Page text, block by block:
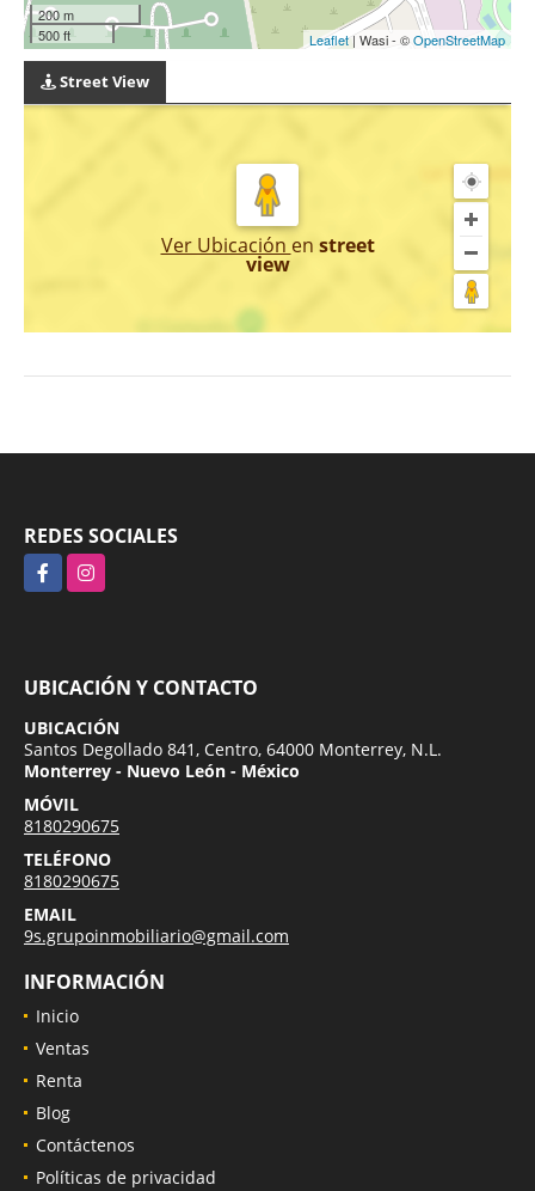
200 m
500 ft
Leaflet| Wasi - ©OpenStreetMap
Street View
Ver Ubicación en street
view
REDES SOCIALES
FacebookInstagram
UBICACIÓN Y CONTACTO
UBICACIÓN
Santos Degollado 841, Centro, 64000 Monterrey, N.L.
Monterrey - Nuevo León - México
MÓVIL
8180290675
TELÉFONO
8180290675
EMAIL
9s.grupoinmobiliario@gmail.com
INFORMACIÓN
Inicio
Ventas
Renta
Blog
Contáctenos
Políticas de privacidad